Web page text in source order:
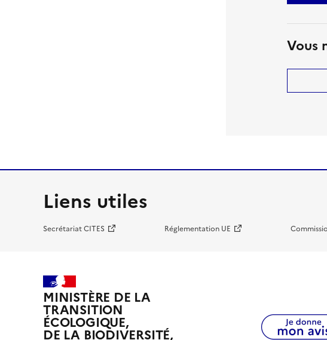
Vous
Liens utiles
Secrétariat CITES Réglementation UE
MINISTÈRE DE LA
TRANSITION
ÉCOLOGIQUE,
DE LA BIODIVERSITÉ,